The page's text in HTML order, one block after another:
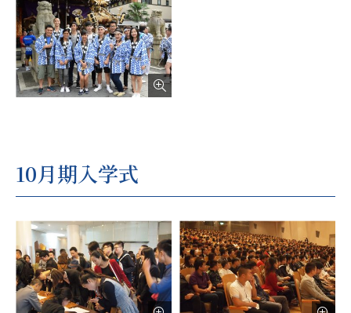
10月期入学式